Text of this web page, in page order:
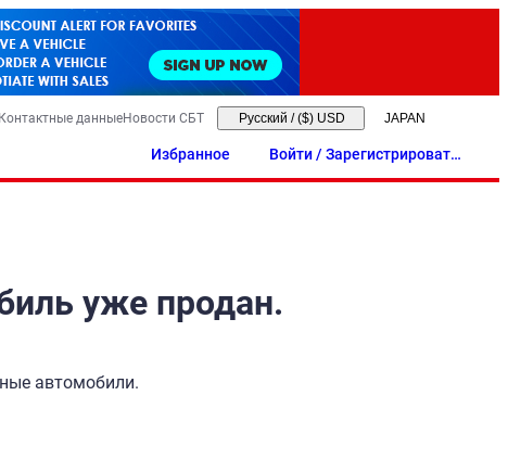
Контактные данныеНовости СБТ Русский / ($) USD
Избранное
Войти / Зарегистрировать
ся
уже продан.
автомобили.